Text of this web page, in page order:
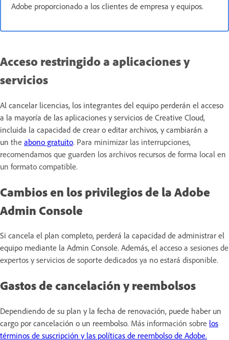
Adobe proporcionado a los clientes de empresa y equipos.
Acceso restringido a aplicaciones y
servicios
Al cancelar licencias, los integrantes del equipo perderán el acceso
a la mayoría de las aplicaciones y servicios de Creative Cloud,
incluida la capacidad de crear o editar archivos, y cambiarán a
un the abono gratuito. Para minimizar las interrupciones,
recomendamos que guarden los archivos recursos de forma local en
un formato compatible.
Cambios en los privilegios de la Adobe
Admin Console
Si cancela el plan completo, perderá la capacidad de administrar el
equipo mediante la Admin Console. Además, el acceso a sesiones de
expertos y servicios de soporte dedicados ya no estará disponible.
Gastos de cancelación y reembolsos
Dependiendo de su plan y la fecha de renovación, puede haber un
cargo por cancelación o un reembolso. Más información sobre los
términos de suscripción y las políticas de reembolso de Adobe.